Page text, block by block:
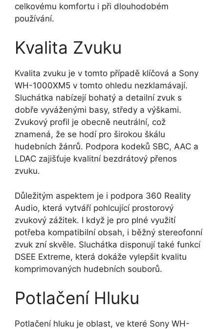
celkovému komfortu i při dlouhodobém
používání.
Kvalita Zvuku
Kvalita zvuku je v tomto případě klíčová a Sony
WH-1000XM5 v tomto ohledu nezklamávají.
Sluchátka nabízejí bohatý a detailní zvuk s
dobře vyváženými basy, středy a výškami.
Zvukový profil je obecně neutrální, což
znamená, že se hodí pro širokou škálu
hudebních žánrů. Podpora kodeků SBC, AAC a
LDAC zajišťuje kvalitní bezdrátový přenos
zvuku.
Důležitým aspektem je i podpora 360 Reality
Audio, která vytváří pohlcující prostorový
zvukový zážitek. I když je pro plné využití
potřeba kompatibilní obsah, i běžný stereofonní
zvuk zní skvěle. Sluchátka disponují také funkcí
DSEE Extreme, která dokáže vylepšit kvalitu
komprimovaných hudebních souborů.
Potlačení Hluku
Potlačení hluku je oblast, ve které Sony WH-